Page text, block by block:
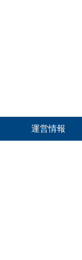
運営情報